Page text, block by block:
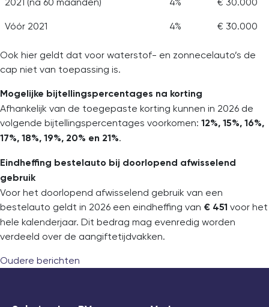
Vóór 2021 4% € 30.000
Ook hier geldt dat voor waterstof- en zonnecelauto’s de
cap niet van toepassing is.
Mogelijke bijtellingspercentages na korting
Afhankelijk van de toegepaste korting kunnen in 2026 de
volgende bijtellingspercentages voorkomen: 12%, 15%, 16%,
17%, 18%, 19%, 20% en 21%.
Eindheffing bestelauto bij doorlopend afwisselend
gebruik
Voor het doorlopend afwisselend gebruik van een
bestelauto geldt in 2026 een eindheffing van € 451 voor het
hele kalenderjaar. Dit bedrag mag evenredig worden
verdeeld over de aangiftetijdvakken.
Oudere berichten